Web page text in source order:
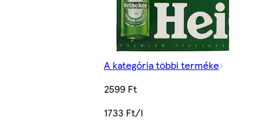
A kategória többi terméke
2599 Ft
1733 Ft/l